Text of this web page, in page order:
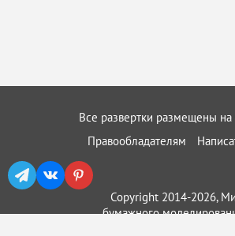
Все развертки размещены на
Правообладателям
Copyright 2014-2026,
бумажного